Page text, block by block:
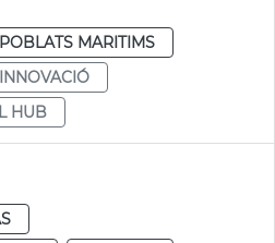
POBLATS MARITIMS
INNOVACIÓ
HUB